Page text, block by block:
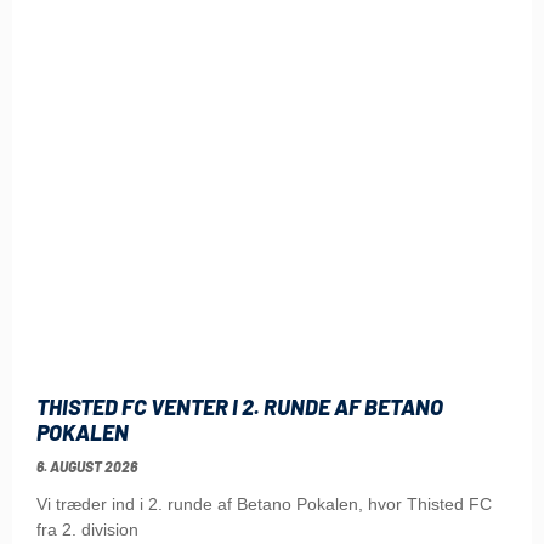
THISTED FC VENTER I 2. RUNDE AF BETANO
POKALEN
6. AUGUST 2026
Vi træder ind i 2. runde af Betano Pokalen, hvor Thisted FC
fra 2. division